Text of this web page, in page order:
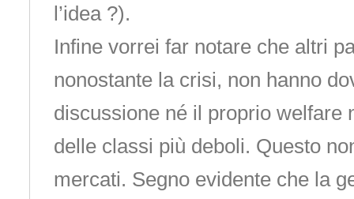
l’idea ?).
Infine vorrei far notare che altri
nonostante la crisi, non hanno
discussione né il proprio welfare
delle classi più deboli. Questo
mercati. Segno evidente che la